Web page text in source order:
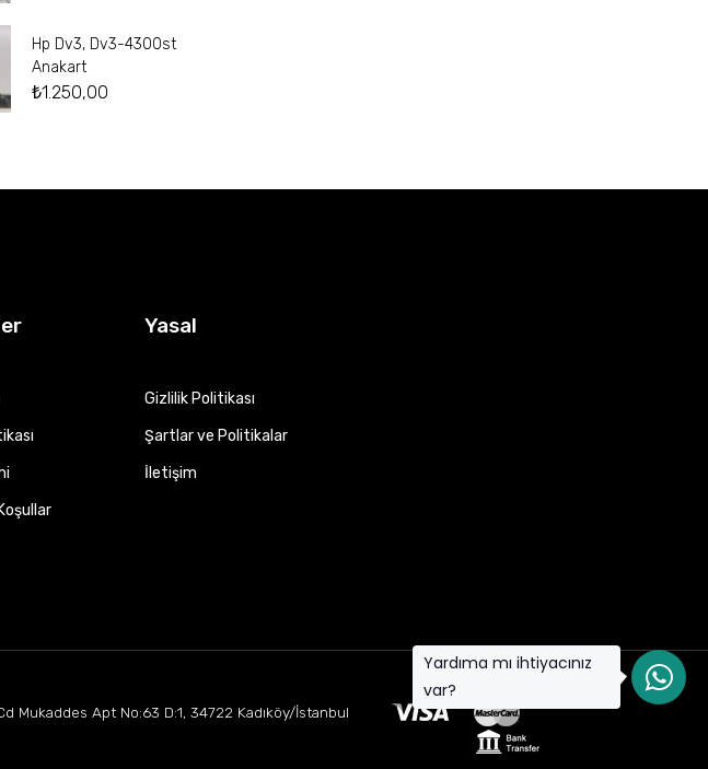
Hp Dv3, Dv3-4300st
Anakart
₺1.250,00
Yasal
Gizlilik Politikası
Şartlar ve Politikalar
İletişim
Mukaddes Apt No:63 D:1, 34722 Kadıköy/İstanbul
Yardıma mı ihtiyacınız
var?